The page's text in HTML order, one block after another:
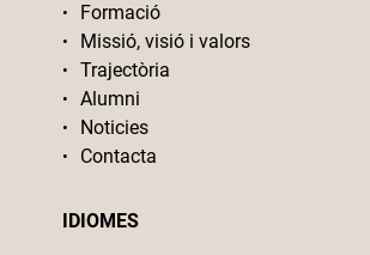
Formació
Missió, visió i valors
Trajectòria
Alumni
Noticies
Contacta
IDIOMES